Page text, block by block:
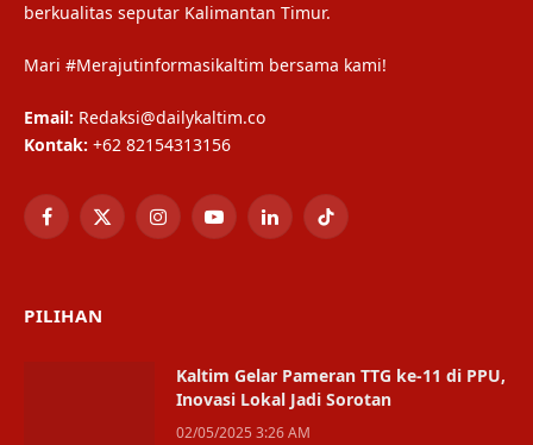
berkualitas seputar Kalimantan Timur.
Mari #Merajutinformasikaltim bersama kami!
Email: Redaksi@dailykaltim.co
Kontak: +62 82154313156
Facebook
X
InstagramYouTubeLinkedInTikTok
PILIHAN
Kaltim Gelar Pameran TTG ke-11 di PPU,
Inovasi Lokal Jadi Sorotan
02/05/2025 3:26 AM